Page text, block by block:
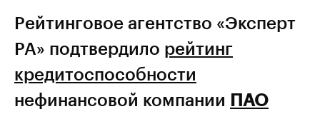
Рейтинговое агентство «Эксперт
РА» подтвердило рейтинг
кредитоспособности
нефинансовой компании ПАО